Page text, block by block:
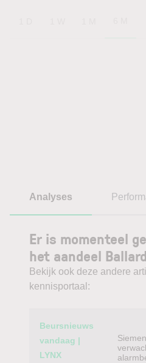
Analyses
Er is momenteel
het aandeel
Bekijk ook deze andere
kennisportaal:
Category
Beursnieuws
vandaag |
LYNX